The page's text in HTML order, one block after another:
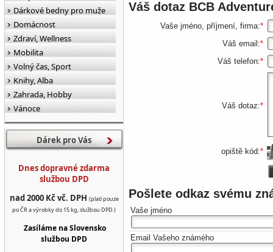
Váš dotaz BCB
Vaše jméno, příjmení, firma:*
Váš email:*
Váš telefon:*
Váš dotaz:*
opiště kód:*
Pošlete odkaz svému
Vaše jméno
Email Vašeho známého
Dárkové bedny pro muže
Domácnost
Zdraví, Wellness
Mobilita
Volný čas, Sport
Knihy, Alba
Zahrada, Hobby
Vánoce
Dárek pro Vás
Dnes dopravné zdarma
službou DPD
nad 2000 Kč vč. DPH (platí pouze
po ČR a výrobky do 15 kg, službou DPD.)
Zasíláme na Slovensko
službou DPD